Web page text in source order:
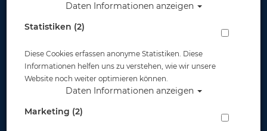
ABC-Taschen
Daten Informationen anzeigen
Statistiken (2)
Diese Cookies erfassen anonyme Statistiken. Diese
Informationen helfen uns zu verstehen, wie wir unsere
Website noch weiter optimieren können.
Daten Informationen anzeigen
Marketing (2)